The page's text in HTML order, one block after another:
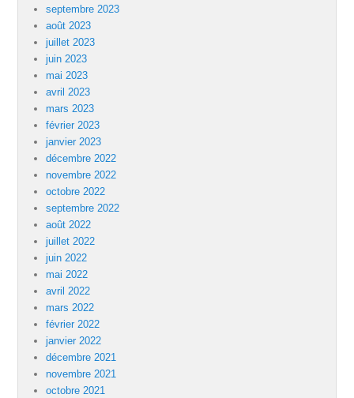
septembre 2023
août 2023
juillet 2023
juin 2023
mai 2023
avril 2023
mars 2023
février 2023
janvier 2023
décembre 2022
novembre 2022
octobre 2022
septembre 2022
août 2022
juillet 2022
juin 2022
mai 2022
avril 2022
mars 2022
février 2022
janvier 2022
décembre 2021
novembre 2021
octobre 2021